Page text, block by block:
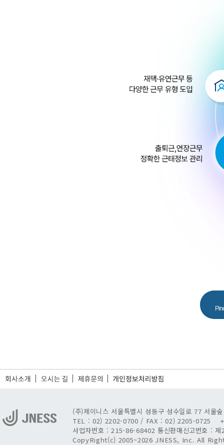
(주)제이니스 서울특별시 성동구 성수일로 77 서울
TEL : 02) 2202-0700 / FAX : 02) 2205-0725
사업자번호 : 215-86-68402 통신판매신고번호 :
CopyRight(c) 2005~2026 JNESS, Inc. All